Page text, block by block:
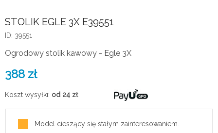
STOLIK EGLE 3X E39551
ID: 39551
Ogrodowy stolik kawowy - Egle 3X
388 zł
Koszt wysyłki: od 24 zł
Model cieszący się stałym zainteresowaniem.